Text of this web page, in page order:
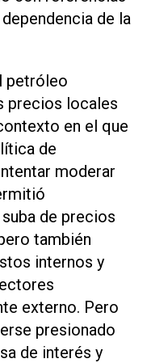
de la
petróleo
precios locales
en el que
de
moderar
de precios
también
internos y
externo. Pero
presionado
de interés y